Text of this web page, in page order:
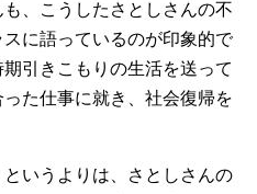
、こうしたさとしさんの不
に語っているのが印象的で
引きこもりの生活を送って
た仕事に就き、社会復帰を
いうよりは、さとしさんの